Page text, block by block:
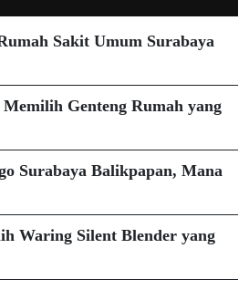
Sakit Umum Surabaya
Genteng Rumah yang
Surabaya Balikpapan, Mana
Waring Silent Blender yang